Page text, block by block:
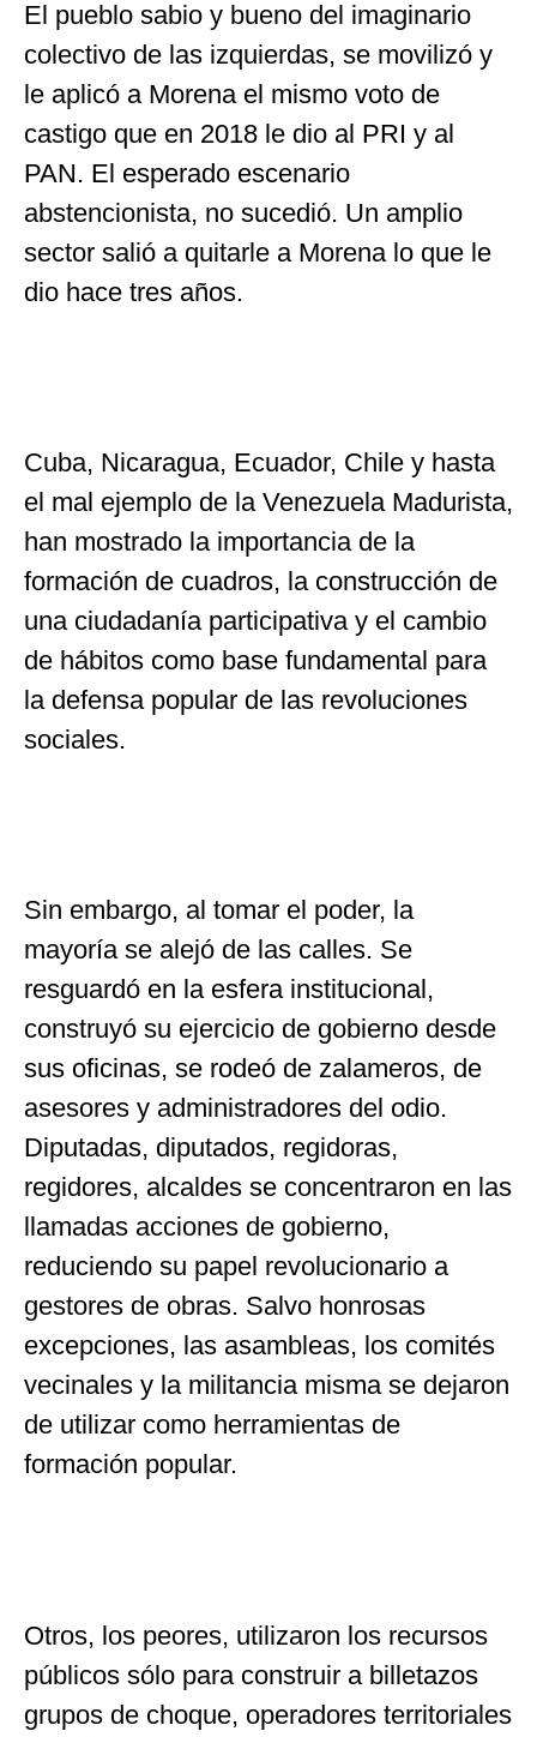
El pueblo sabio y bueno del imaginario
colectivo de las izquierdas, se movilizó y
le aplicó a Morena el mismo voto de
castigo que en 2018 le dio al PRI y al
PAN. El esperado escenario
abstencionista, no sucedió. Un amplio
sector salió a quitarle a Morena lo que le
dio hace tres años.
Cuba, Nicaragua, Ecuador, Chile y hasta
el mal ejemplo de la Venezuela Madurista,
han mostrado la importancia de la
formación de cuadros, la construcción de
una ciudadanía participativa y el cambio
de hábitos como base fundamental para
la defensa popular de las revoluciones
sociales.
Sin embargo, al tomar el poder, la
mayoría se alejó de las calles. Se
resguardó en la esfera institucional,
construyó su ejercicio de gobierno desde
sus oficinas, se rodeó de zalameros, de
asesores y administradores del odio.
Diputadas, diputados, regidoras,
regidores, alcaldes se concentraron en las
llamadas acciones de gobierno,
reduciendo su papel revolucionario a
gestores de obras. Salvo honrosas
excepciones, las asambleas, los comités
vecinales y la militancia misma se dejaron
de utilizar como herramientas de
formación popular.
Otros, los peores, utilizaron los recursos
públicos sólo para construir a billetazos
grupos de choque, operadores territoriales